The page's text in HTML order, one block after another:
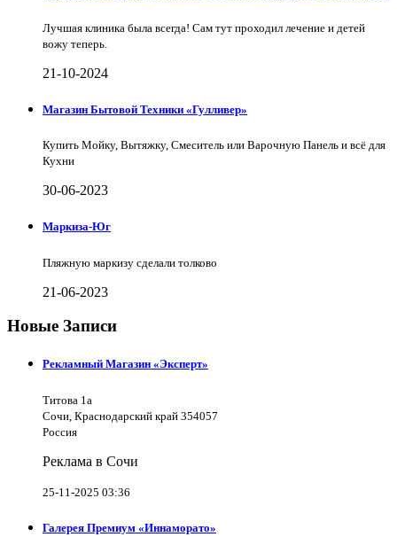
Лучшая клиника была всегда! Сам тут проходил лечение и детей
вожу теперь.
21-10-2024
Магазин Бытовой Техники «Гулливер»
Купить Мойку, Вытяжку, Смеситель или Варочную Панель и всё для
Кухни
30-06-2023
Маркиза-Юг
Пляжную маркизу сделали толково
21-06-2023
Новые Записи
Рекламный Магазин «Эксперт»
Титова 1а
Сочи, Краснодарский край 354057
Россия
Реклама в Сочи
25-11-2025 03:36
Галерея Премиум «Иннаморато»